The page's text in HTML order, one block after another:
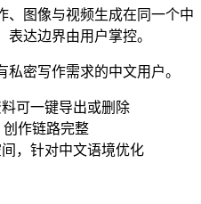
、图像与视频生成在同一个中
达边界由用户掌控。
密写作需求的中文用户。
可一键导出或删除
创作链路完整
，针对中文语境优化